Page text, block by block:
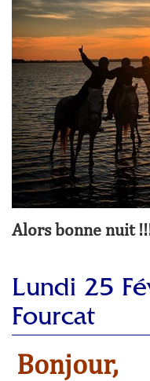
Alors bonne nuit
Lundi 25
Fourcat
Bonjour,